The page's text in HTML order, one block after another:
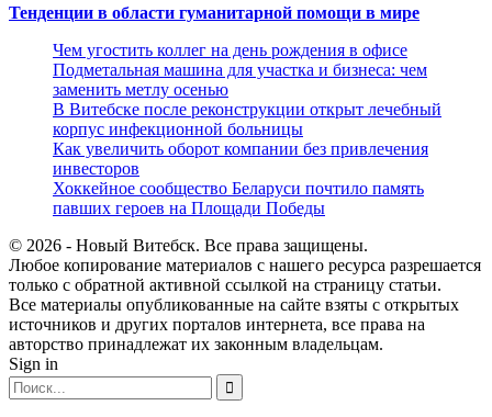
Тенденции в области гуманитарной помощи в мире
Чем угостить коллег на день рождения в офисе
Подметальная машина для участка и бизнеса: чем
заменить метлу осенью
В Витебске после реконструкции открыт лечебный
корпус инфекционной больницы
Как увеличить оборот компании без привлечения
инвесторов
Хоккейное сообщество Беларуси почтило память
павших героев на Площади Победы
© 2026 - Новый Витебск. Все права защищены.
Любое копирование материалов с нашего ресурса разрешается
только с обратной активной ссылкой на страницу статьи.
Все материалы опубликованные на сайте взяты с открытых
источников и других порталов интернета, все права на
авторство принадлежат их законным владельцам.
Sign in